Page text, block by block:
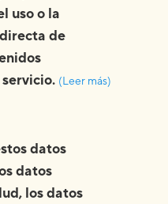
uso o la
de
(Leer más)
datos
datos
los datos